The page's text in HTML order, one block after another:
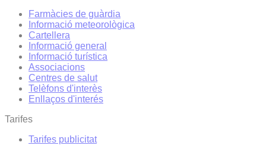
Farmàcies de guàrdia
Informació meteorològica
Cartellera
Informació general
Informació turística
Associacions
Centres de salut
Telèfons d'interès
Enllaços d'interés
Tarifes
Tarifes publicitat